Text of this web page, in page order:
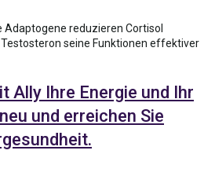
reduzieren Cortisol
seine Funktionen effektiver
Ally Ihre Energie und Ihr
und erreichen Sie